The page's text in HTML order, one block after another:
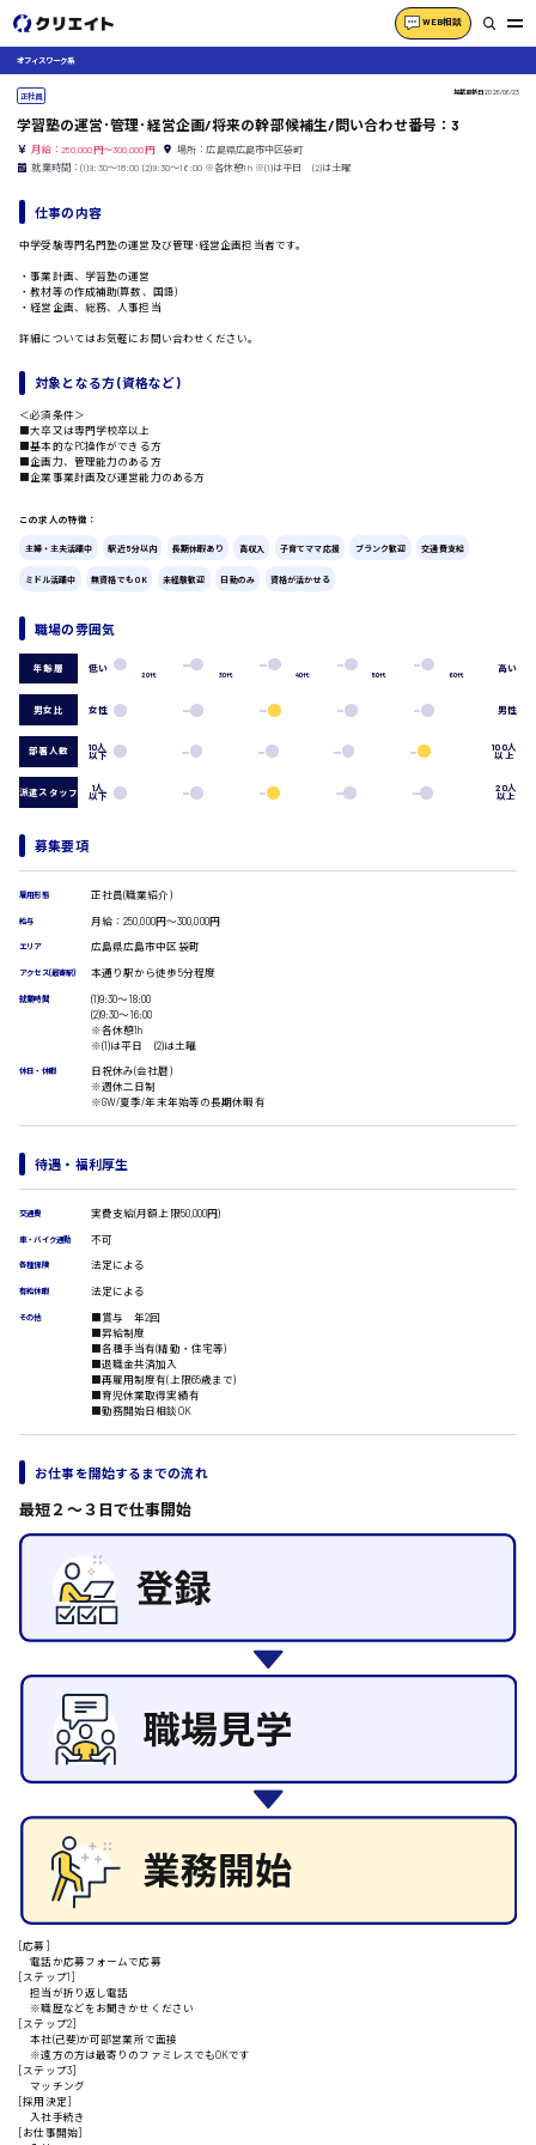
WEB相談
製造・軽作業・物流系
組立、加工
検品・包装・箱詰め
ピッキング・仕分け
軽作業
フォークリフト
介護・医療系
医師
看護助手
貿易事務
経理事務
医療事務
翻訳、通訳
DTPオペレーター
WEBデザイナー
カスタマーエンジニア
販売・サービス・フード系
調理
洗い場
ルート営業
その他の専門職
施工管理
自動車整備士
配送・ドライバー
広島市中区
広島市南区
広島市西区
広島市安佐北区
広島市安芸区
呉市
東広島市
安芸高田市
山県郡
安芸太田町
安芸郡
山口県
時給1200円～
時給1300円～
時給1400円～
時給制すべて
日給9000円～
オフィスワーク系
正社員 掲載更新日2026/06/23
学習塾の運営･管理･経営企画/将来の幹部候補生/問い合わせ番号：3
月給：250,000円～300,000円
場所：広島県広島市中区袋町
就業時間：(1)9:30〜18:00 (2)9:30〜16:00 ※各休憩1h ※(1)は平日 (2)は土曜
仕事の内容
中学受験専門名門塾の運営及び管理･経営企画担当者です。
・事業計画、学習塾の運営
・教材等の作成補助(算数、国語)
・経営企画、総務、人事担当
詳細についてはお気軽にお問い合わせください。
対象となる方 (資格など)
＜必須条件＞
■大卒又は専門学校卒以上
■基本的なPC操作ができる方
■企画力、管理能力のある方
■企業事業計画及び運営能力のある方
この求人の特徴：
主婦・主夫活躍中 駅近5分以内 長期休暇あり 高収入 子育てママ応援 ブランク歓迎 交通費支給
ミドル活躍中 無資格でもOK 未経験歓迎 日勤のみ 資格が活かせる
職場の雰囲気
年齢層 低い
20代 30代 40代 50代 60代
高い
男女比 女性 男性
部署人数 10人
以下
100人
以上
派遣スタッフ 1人
以下
20人
以上
募集要項
雇用形態 正社員(職業紹介)
給与 月給：250,000円～300,000円
エリア 広島県広島市中区袋町
アクセス(最寄駅) 本通り駅から徒歩5分程度
就業時間
(1)9:30〜18:00
(2)9:30〜16:00
※各休憩1h
※(1)は平日 (2)は土曜
休日・休暇
日祝休み(会社暦)
※週休二日制
※GW/夏季/年末年始等の長期休暇有
待遇・福利厚生
交通費 実費支給(月額上限50,000円)
車・バイク通勤 不可
各種保険 法定による
有給休暇 法定による
その他
■賞与 年2回
■昇給制度
■各種手当有(精勤・住宅等)
■退職金共済加入
■再雇用制度有(上限65歳まで)
■育児休業取得実績有
■勤務開始日相談OK
お仕事を開始するまでの流れ
最短２〜３日で仕事開始
[応募]
電話か応募フォームで応募
[ステップ1]
担当が折り返し電話
※職歴などをお聞きかせください
[ステップ2]
本社(己斐)か可部営業所で面接
※遠方の方は最寄りのファミレスでもOKです
[ステップ3]
マッチング
[採用決定]
入社手続き
[お仕事開始]